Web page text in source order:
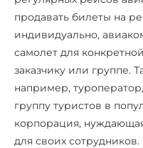
продавать билеты на
индивидуально,
самолет для
заказчику или группе.
например,
группу туристов в
корпорация,
для своих сотрудников.